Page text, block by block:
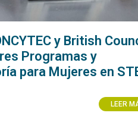
y British
Programas y
para Mujeres en
LEER